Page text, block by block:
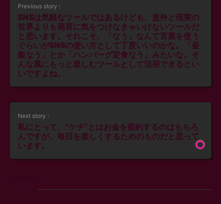
Previous story :
SNSは気軽なツールではあるけども、意外と現実の
世界よりも発言に気をつけなきゃいけないツールだ
と思います。それこそ、「なう」なんて言葉を使う
ぐらいがSNSの使い方として丁度いいのかな。「昼
飯なう」とか「ハンバーグ定食なう」みたいな。そ
んな風にもっと楽しむツールとして活用できるとい
いですよね。
Next story :
私にとって、“ケチ”とはお金を節約するのはもちろ
んですが、毎日を楽しくするためのものだと思って
います。